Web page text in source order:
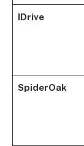
IDrive
SpiderOak